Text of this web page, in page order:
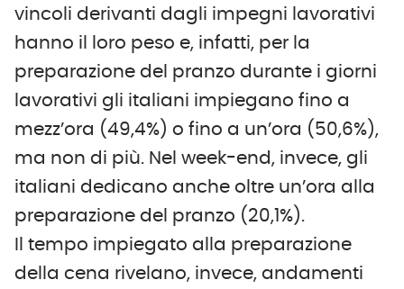
vincoli derivanti dagli impegni lavorativi
hanno il loro peso e, infatti, per la
preparazione del pranzo durante i giorni
lavorativi gli italiani impiegano fino a
mezz’ora (49,4%) o fino a un’ora (50,6%),
ma non di più. Nel week-end, invece, gli
italiani dedicano anche oltre un’ora alla
preparazione del pranzo (20,1%).
Il tempo impiegato alla preparazione
della cena rivelano, invece, andamenti